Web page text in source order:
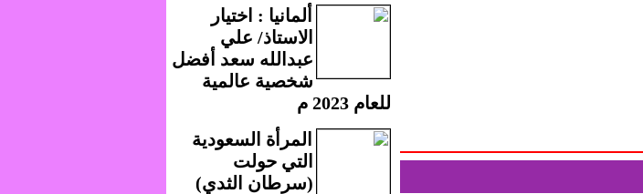
ألمانيا : اختيار
الاستاذ/ علي
عبدالله سعد أفضل
شخصية عالمية
للعام 2023 م
المرأة السعودية
التي حولت
(سرطان الثدي)